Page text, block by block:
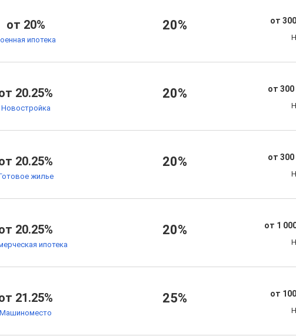
от 20%
ипотека
20% от
20.25%
Новостройка
20% от 300
20.25%
жилье
20% от 300
20.25%
ипотека
20% от 1
21.25%
Машиноместо
25% от